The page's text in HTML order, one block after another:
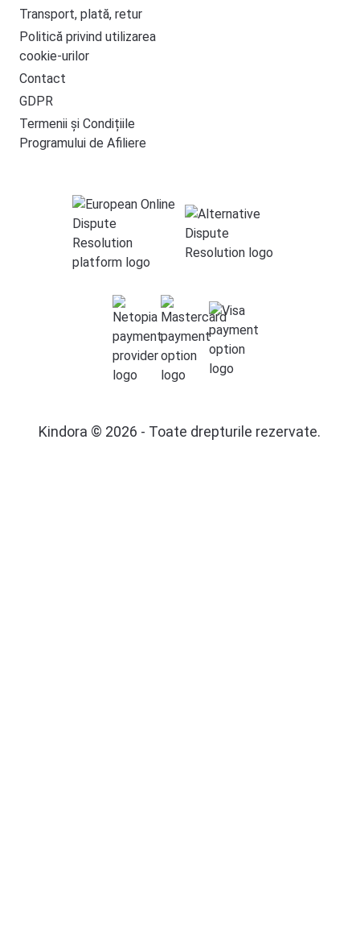
Transport, plată, retur
Politică privind utilizarea
cookie-urilor
Contact
GDPR
Termenii și Condițiile
Programului de Afiliere
Kindora © 2026 - Toate drepturile rezervate.